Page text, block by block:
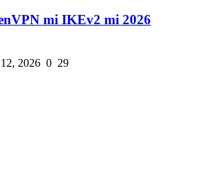
mi IKEv2 mi 2026
2026 0 29